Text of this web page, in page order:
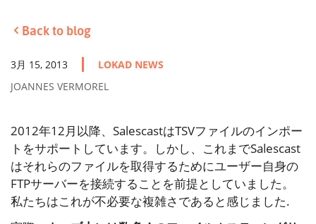
Back to blog
3月 15, 2013
LOKAD NEWS
JOANNES VERMOREL
2012年12月以降、SalescastはTSVファイルのインポー
トをサポートしています。しかし、これまでSalescast
はそれらのファイルを取得するためにユーザー自身の
FTPサーバーを接続することを前提としていました。
私たちはこれが不必要な複雑さであると感じました.